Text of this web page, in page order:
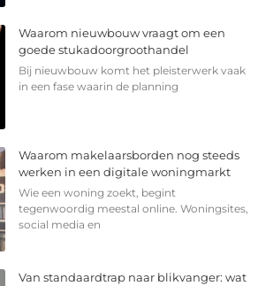
Waarom nieuwbouw vraagt om een
goede stukadoorgroothandel
Bij nieuwbouw komt het pleisterwerk vaak
in een fase waarin de planning
Waarom makelaarsborden nog steeds
werken in een digitale woningmarkt
Wie een woning zoekt, begint
tegenwoordig meestal online. Woningsites,
social media en
Van standaardtrap naar blikvanger: wat